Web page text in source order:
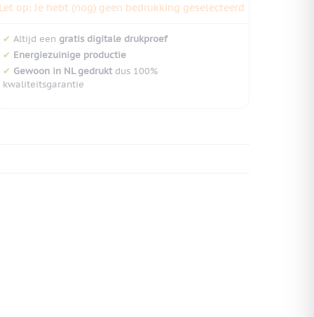
Let op: Je hebt (nog) geen bedrukking geselecteerd
✔ Altijd een gratis digitale drukproef
✔ Energiezuinige productie
✔ Gewoon in NL gedruktdus 100%
kwaliteitsgarantie